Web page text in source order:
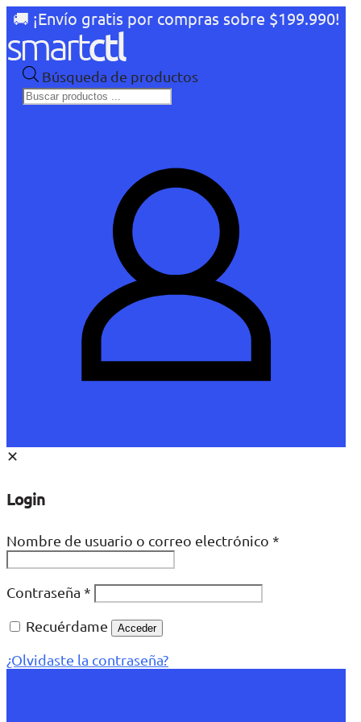
🚚 ¡Envío gratis por compras sobre $199.990!
Búsqueda de productos
✕
Login
Nombre de usuario o correo electrónico *
Contraseña *
Recuérdame
Acceder
¿Olvidaste la contraseña?